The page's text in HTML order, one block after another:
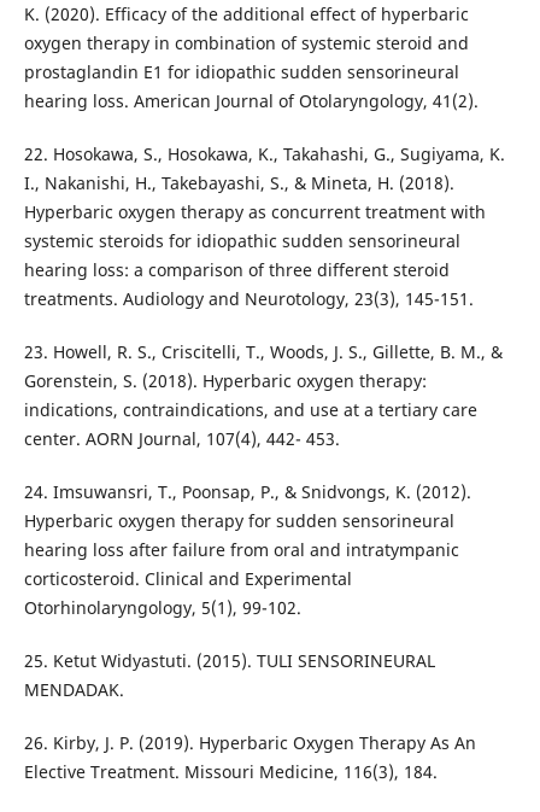
K. (2020). Efficacy of the additional effect of hyperbaric
oxygen therapy in combination of systemic steroid and
prostaglandin E1 for idiopathic sudden sensorineural
hearing loss. American Journal of Otolaryngology, 41(2).
22. Hosokawa, S., Hosokawa, K., Takahashi, G., Sugiyama, K.
I., Nakanishi, H., Takebayashi, S., & Mineta, H. (2018).
Hyperbaric oxygen therapy as concurrent treatment with
systemic steroids for idiopathic sudden sensorineural
hearing loss: a comparison of three different steroid
treatments. Audiology and Neurotology, 23(3), 145-151.
23. Howell, R. S., Criscitelli, T., Woods, J. S., Gillette, B. M., &
Gorenstein, S. (2018). Hyperbaric oxygen therapy:
indications, contraindications, and use at a tertiary care
center. AORN Journal, 107(4), 442- 453.
24. Imsuwansri, T., Poonsap, P., & Snidvongs, K. (2012).
Hyperbaric oxygen therapy for sudden sensorineural
hearing loss after failure from oral and intratympanic
corticosteroid. Clinical and Experimental
Otorhinolaryngology, 5(1), 99-102.
25. Ketut Widyastuti. (2015). TULI SENSORINEURAL
MENDADAK.
26. Kirby, J. P. (2019). Hyperbaric Oxygen Therapy As An
Elective Treatment. Missouri Medicine, 116(3), 184.